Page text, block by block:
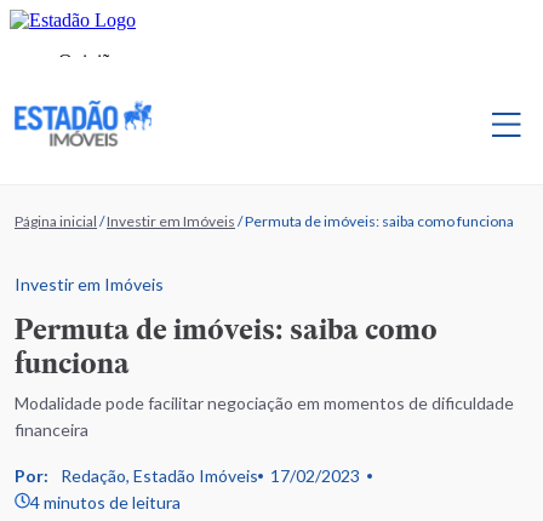
Página inicial /Investir em Imóveis /Permuta de imóveis: saiba como funciona
Investir em Imóveis
Permuta de imóveis: saiba como
funciona
Modalidade pode facilitar negociação em momentos de dificuldade
financeira
Por: Redação, Estadão Imóveis
17/02/2023
4 minutos de leitura